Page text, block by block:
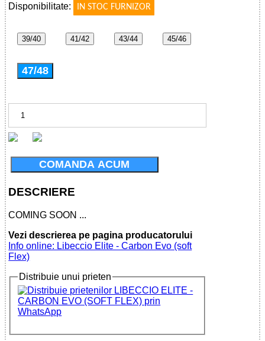
Disponibilitate:
IN STOC FURNIZOR
39/40 41/42 43/44 45/46
47/48
COMANDA ACUM
DESCRIERE
COMING SOON ...
Vezi descrierea pe pagina producatorului
Info online: Libeccio Elite - Carbon Evo (soft
Flex)
Distribuie unui prieten